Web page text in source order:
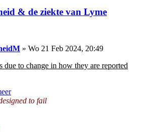
& de ziekte van Lyme
» Wo 21 Feb 2024, 20:49
due to change in how they are reported
to fail